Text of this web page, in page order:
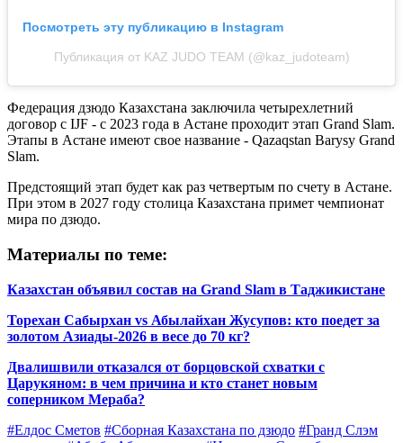
Посмотреть эту публикацию в Instagram
Публикация от KAZ JUDO TEAM (@kaz_judoteam)
Федерация дзюдо Казахстана заключила четырехлетний
договор с IJF - с 2023 года в Астане проходит этап Grand Slam.
Этапы в Астане имеют свое название - Qazaqstan Barysy Grand
Slam.
Предстоящий этап будет как раз четвертым по счету в Астане.
При этом в 2027 году столица Казахстана примет чемпионат
мира по дзюдо.
Материалы по теме:
Казахстан объявил состав на Grand Slam в Таджикистане
Торехан Сабырхан vs Абылайхан Жусупов: кто поедет за
золотом Азиады-2026 в весе до 70 кг?
Двалишвили отказался от борцовской схватки с
Царукяном: в чем причина и кто станет новым
соперником Мераба?
#Елдос Сметов #Сборная Казахстана по дзюдо #Гранд Слэм